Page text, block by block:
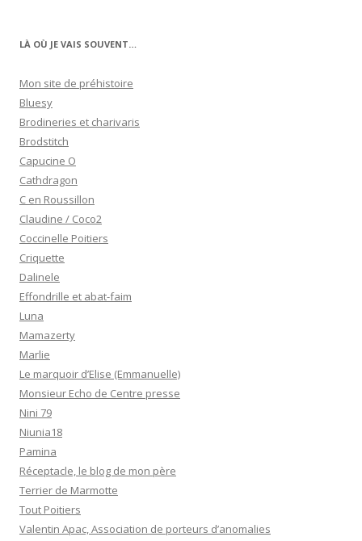
LÀ OÙ JE VAIS SOUVENT…
Mon site de préhistoire
Bluesy
Brodineries et charivaris
Brodstitch
Capucine O
Cathdragon
C en Roussillon
Claudine / Coco2
Coccinelle Poitiers
Criquette
Dalinele
Effondrille et abat-faim
Luna
Mamazerty
Marlie
Le marquoir d’Elise (Emmanuelle)
Monsieur Echo de Centre presse
Nini 79
Niunia18
Pamina
Réceptacle, le blog de mon père
Terrier de Marmotte
Tout Poitiers
Valentin Apac, Association de porteurs d’anomalies